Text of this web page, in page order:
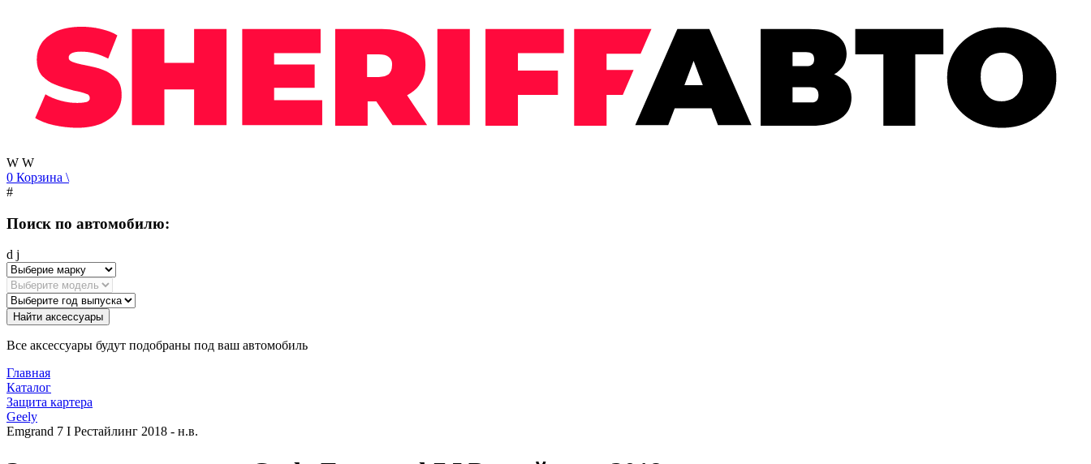
W W
0 Корзина \
#
Поиск по автомобилю:
d j
Найти аксессуары
Все аксессуары будут подобраны под ваш автомобиль
Главная
Каталог
Защита картера
Geely
Emgrand 7 I Рестайлинг 2018 - н.в.